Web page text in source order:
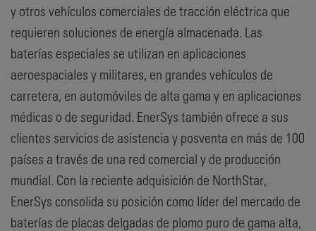
y otros vehículos comerciales de tracción eléctrica que
requieren soluciones de energía almacenada. Las
baterías especiales se utilizan en aplicaciones
aeroespaciales y militares, en grandes vehículos de
carretera, en automóviles de alta gama y en aplicaciones
médicas o de seguridad. EnerSys también ofrece a sus
clientes servicios de asistencia y posventa en más de 100
países a través de una red comercial y de producción
mundial. Con la reciente adquisición de NorthStar,
EnerSys consolida su posición como líder del mercado de
baterías de placas delgadas de plomo puro de gama alta,